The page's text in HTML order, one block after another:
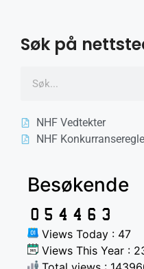
Søk på
NHF Vedtekter
NHF
Besøkende
Views Today : 47
Views This Year :